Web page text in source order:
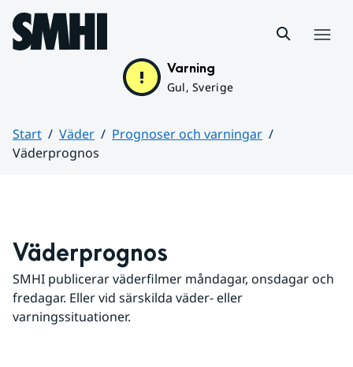
Hoppa till sidans innehåll
Varning
Gul, Sverige
Start Väder
Prognoser och varningar
Väderprognos
Väderprognos
SMHI publicerar väderfilmer måndagar, onsdagar och
fredagar. Eller vid särskilda väder- eller
varningssituationer.